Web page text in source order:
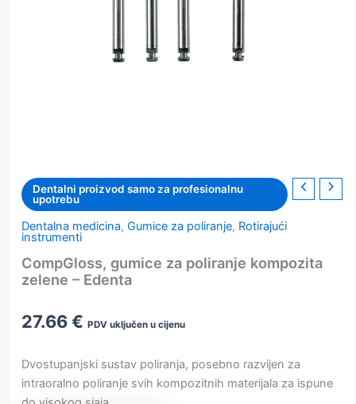
Dentalni proizvod samo za profesionalnu
upotrebu
Dentalna medicina,Gumice za poliranje, Rotirajući
instrumenti
CompGloss, gumice za poliranje kompozita
zelene – Edenta
27.66€ PDV uključen u cijenu
Dvostupanjski sustav poliranja, posebno razvijen za
intraoralno poliranje svih kompozitnih materijala za ispune